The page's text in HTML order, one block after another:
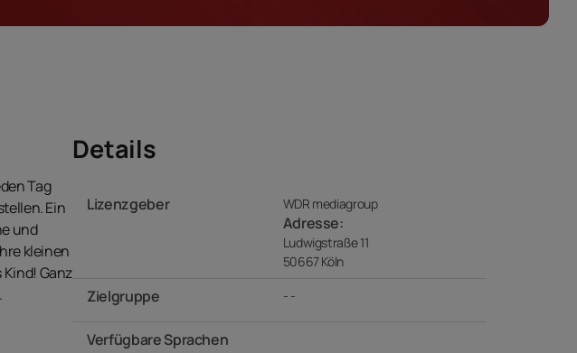
Tag
Ein
und
kleinen
Ganz
Details
Lizenzgeber WDR mediagroup
Adresse:
Ludwigstraße 11
50667 Köln
Zielgruppe - -
Verfügbare Sprachen